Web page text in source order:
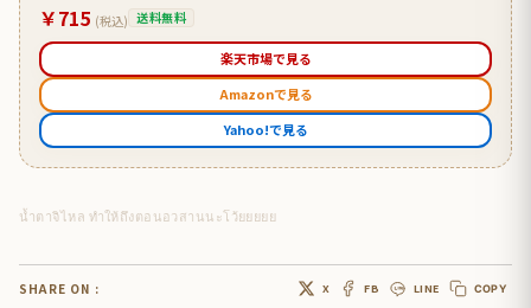
￥715 (税込) 送料無料
楽天市場で見る
Amazonで見る
Yahoo!で見る
น้ำตาจิไหล ทำให้ถึงตอนอวสานนะโว้ยยยยย
SHARE ON : X FB LINE COPY